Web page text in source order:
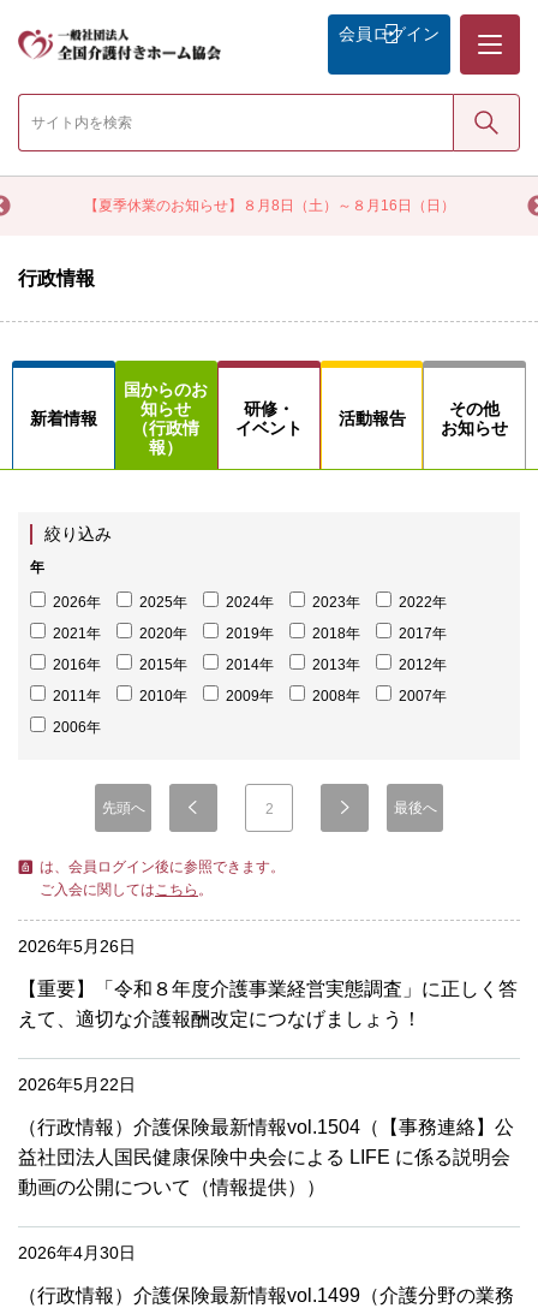
【夏季休業のお知らせ】８月8日（土）～８月16日（日）
会員 ログイン
検索
行政情報
新着情報
国からのお
知らせ
（行政情
報）
研修・
イベント
活動報告
その他
お知らせ
絞り込み
年
2026年 2025年 2024年 2023年
2022年
2021年
2020年 2019年 2018年
2017年
2016年
2015年 2014年 2013年
2012年
2011年
2010年 2009年 2008年
2007年
2006年
先頭へ 2 最後へ
は、会員ログイン後に参照できます。
ご入会に関してはこちら 。
2026年5月26日
【重要】「令和８年度介護事業経営実態調査」に正しく答
えて、適切な介護報酬改定につなげましょう！
2026年5月22日
（行政情報）介護保険最新情報vol.1504（【事務連絡】公
益社団法人国民健康保険中央会による LIFE に係る説明会
動画の公開について（情報提供））
2026年4月30日
（行政情報）介護保険最新情報vol.1499（介護分野の業務